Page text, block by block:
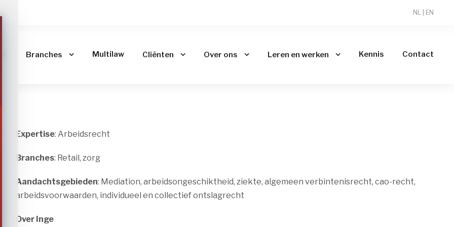
NL EN
Branches Multilaw Cliënten Over ons Leren en werken Kennis Contact
Expertise: Arbeidsrecht
Branches: Retail, zorg
Aandachtsgebieden: Mediation, arbeidsongeschiktheid, ziekte, algemeen verbintenisrecht, cao-recht,
arbeidsvoorwaarden, individueel en collectief ontslagrecht
Over Inge